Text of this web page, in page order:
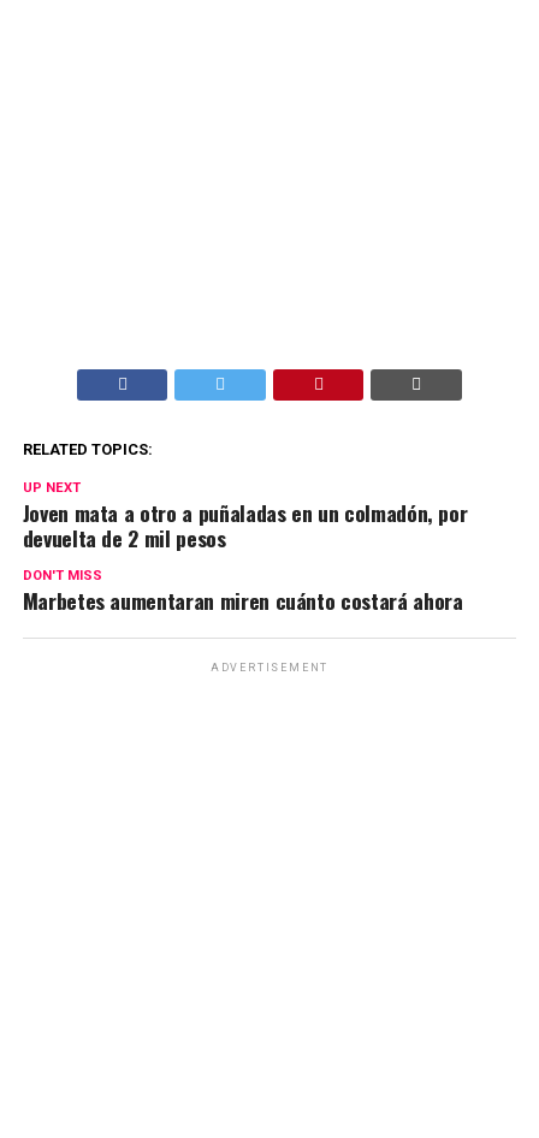
RELATED TOPICS:
UP NEXT
Joven mata a otro a puñaladas en un colmadón, por
devuelta de 2 mil pesos
DON'T MISS
Marbetes aumentaran miren cuánto costará ahora
ADVERTISEMENT